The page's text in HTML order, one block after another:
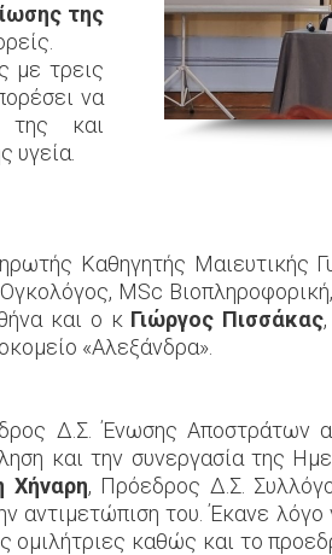
της
με τρεις
να
της και
υγεία.
Καθηγητής Μαιευτικής
MSc
και ο κ Γιώργος Πισσάκας
«Αλεξάνδρα».
Δ.Σ. Ένωσης Αποστράτων
και την συνεργασία της
Χήναρη, Πρόεδρος Δ.Σ.
αντιμετώπιση του. Έκανε λόγο
ομιλήτριες καθώς και το